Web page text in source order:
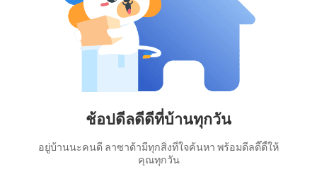
ช้อปดีลดีดีที่บ้านทุกวัน
อยู่บ้านนะคนดี ลาซาด้ามีทุกสิ่งที่ใจค้นหา พร้อมดีลดี๊ดี้ให้
คุณทุกวัน